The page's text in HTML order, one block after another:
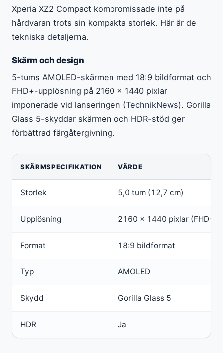
Xperia XZ2 Compact kompromissade inte på
hårdvaran trots sin kompakta storlek. Här är de
tekniska detaljerna.
Skärm och design
5-tums AMOLED-skärmen med 18:9 bildformat och
FHD+-upplösning på 2160 x 1440 pixlar
imponerade vid lanseringen (TechnikNews). Gorilla
Glass 5-skyddar skärmen och HDR-stöd ger
förbättrad färgåtergivning.
SKÄRMSPECIFIKATION VÄRDE
Storlek 5,0 tum (12,7 cm)
Upplösning 2160 x 1440 pixlar (FHD+)
Format 18:9 bildformat
Typ AMOLED
Skydd Gorilla Glass 5
HDR Ja